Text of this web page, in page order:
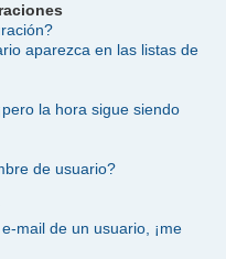
aparezca en las listas de
la hora sigue siendo
de usuario?
mail de un usuario, ¡me